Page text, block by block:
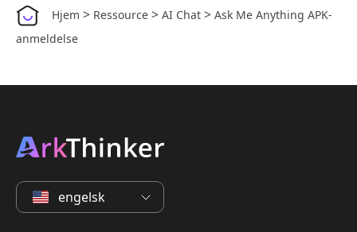
Hjem > Ressource > AI Chat > Ask Me Anything APK-
anmeldelse
engelsk